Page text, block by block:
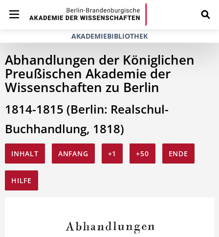
AKADEMIEBIBLIOTHEK
Abhandlungen der Königlichen
Preußischen Akademie der
Wissenschaften zu Berlin
1814-1815 (Berlin: Realschul-
Buchhandlung, 1818)
INHALT ANFANG +1 +50 ENDE
HILFE